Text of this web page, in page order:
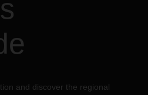
and discover the regional